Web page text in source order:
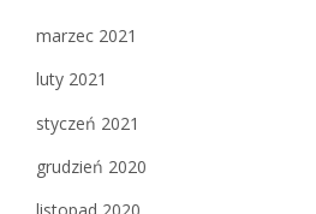
marzec 2021
luty 2021
styczeń 2021
grudzień 2020